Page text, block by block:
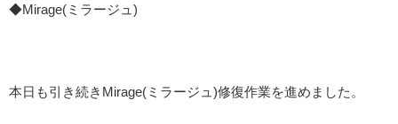
◆Mirage(ミラージュ)
本日も引き続きMirage(ミラージュ)修復作業を進めました。